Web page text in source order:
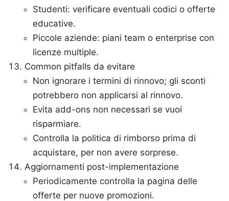
Studenti: verificare eventuali codici o offerte
educative.
Piccole aziende: piani team o enterprise con
licenze multiple.
Common pitfalls da evitare
Non ignorare i termini di rinnovo; gli sconti
potrebbero non applicarsi al rinnovo.
Evita add-ons non necessari se vuoi
risparmiare.
Controlla la politica di rimborso prima di
acquistare, per non avere sorprese.
Aggiornamenti post-implementazione
Periodicamente controlla la pagina delle
offerte per nuove promozioni.